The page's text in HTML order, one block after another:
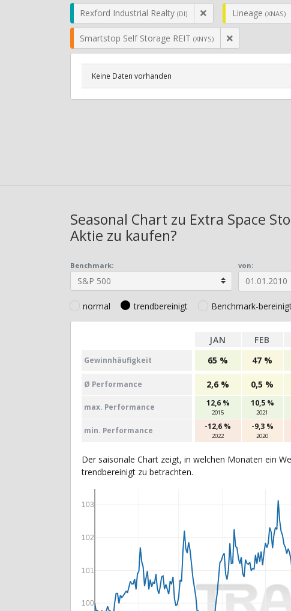
Rexford Industrial Realty (DI) Lineage (XNAS)
Smartstop Self Storage REIT (XNYS)
Keine Daten vorhanden
Seasonal Chart zu Extra Space
Aktie zu kaufen?
Benchmark: von:
normal trendbereinigt Benchmark-
JAN FEB
Gewinn­häufig­keit 65 % 47 %
Ø Perfor­mance 2,6 % 0,5 %
max. Per­for­mance 12,6 %
2015
10,5 %
2021
min. Per­for­mance -12,6 %
2022
-9,3 %
2020
Der saisonale Chart zeigt, in welchen Monaten ein
trendbereinigt zu betrachten.
100
101
102
103